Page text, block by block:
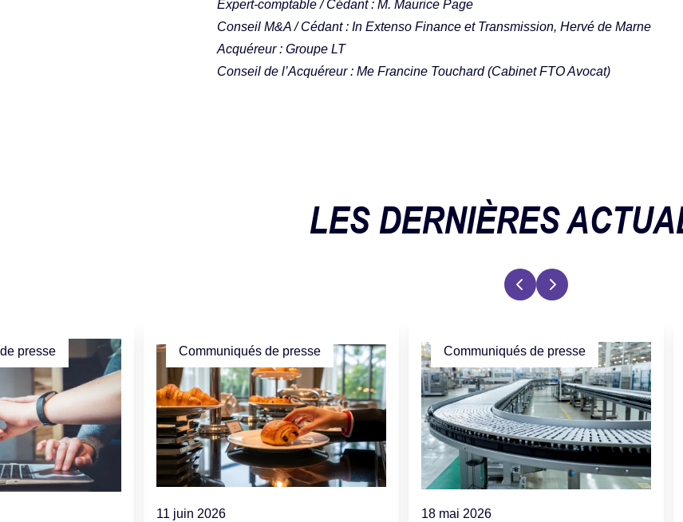
Expert-comptable / Cédant : M. Maurice Page
Conseil M&A / Cédant : In Extenso Finance et Transmission, Hervé de Marne
Acquéreur : Groupe LT
Conseil de l’Acquéreur : Me Francine Touchard (Cabinet FTO Avocat)
LES DERNIÈRES
presse Communiqués de presse
11 juin 2026
Communiqués de presse
18 mai 2026